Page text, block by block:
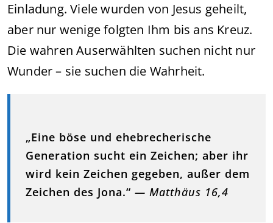
Einladung. Viele wurden von Jesus geheilt,
aber nur wenige folgten Ihm bis ans Kreuz.
Die wahren Auserwählten suchen nicht nur
Wunder – sie suchen die Wahrheit.
„Eine böse und ehebrecherische
Generation sucht ein Zeichen; aber ihr
wird kein Zeichen gegeben, außer dem
Zeichen des Jona.“ — Matthäus 16,4